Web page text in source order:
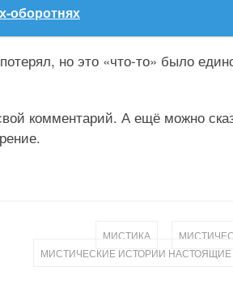
оборотнях
но это «что-то» было
комментарий. А ещё можно
МИСТИКА
МИСТИЧЕСКИЕ ИСТОРИИ НАСТОЯЩИЕ